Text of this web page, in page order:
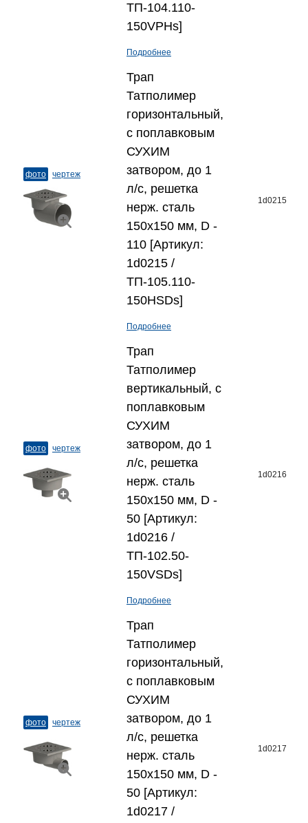
ТП-104.110-
150VPHs]
Подробнее
фото чертеж
Трап
Татполимер
горизонтальный,
с поплавковым
СУХИМ
затвором, до 1
л/с, решетка
нерж. сталь
150x150 мм, D -
110 [Артикул:
1d0215 /
ТП-105.110-
150HSDs]
Подробнее
1d0215
фото чертеж
Трап
Татполимер
вертикальный, с
поплавковым
СУХИМ
затвором, до 1
л/с, решетка
нерж. сталь
150x150 мм, D -
50 [Артикул:
1d0216 /
ТП-102.50-
150VSDs]
Подробнее
1d0216
фото чертеж
Трап
Татполимер
горизонтальный,
с поплавковым
СУХИМ
затвором, до 1
л/с, решетка
нерж. сталь
150x150 мм, D -
50 [Артикул:
1d0217 /
1d0217